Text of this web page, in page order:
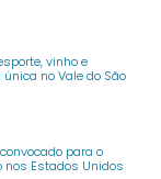
vinho e
no Vale do São
para o
Estados Unidos